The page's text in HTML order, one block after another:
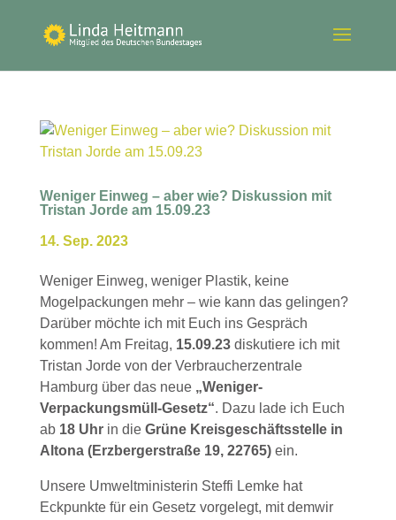
Weniger Einweg – aber wie? Diskussion mit
Tristan Jorde am 15.09.23
14. Sep. 2023
Weniger Einweg, weniger Plastik, keine
Mogelpackungen mehr – wie kann das gelingen?
Darüber möchte ich mit Euch ins Gespräch
kommen! Am Freitag, 15.09.23diskutiere ich mit
Tristan Jorde von der Verbraucherzentrale
Hamburg über das neue „Weniger-
Verpackungsmüll-Gesetz“. Dazu lade ich Euch
ab 18 Uhrin die Grüne Kreisgeschäftsstelle in
Altona (Erzbergerstraße 19, 22765)ein.
Unsere Umweltministerin Steffi Lemke hat
Eckpunkte für ein Gesetz vorgelegt, mit demwir